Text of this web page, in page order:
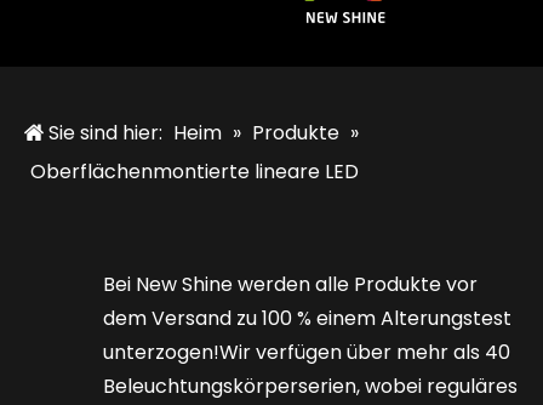
Sie sind hier: Heim » Produkte »
Oberflächenmontierte lineare LED
Bei New Shine werden alle Produkte vor
dem Versand zu 100 % einem Alterungstest
unterzogen!Wir verfügen über mehr als 40
Beleuchtungskörperserien, wobei reguläres